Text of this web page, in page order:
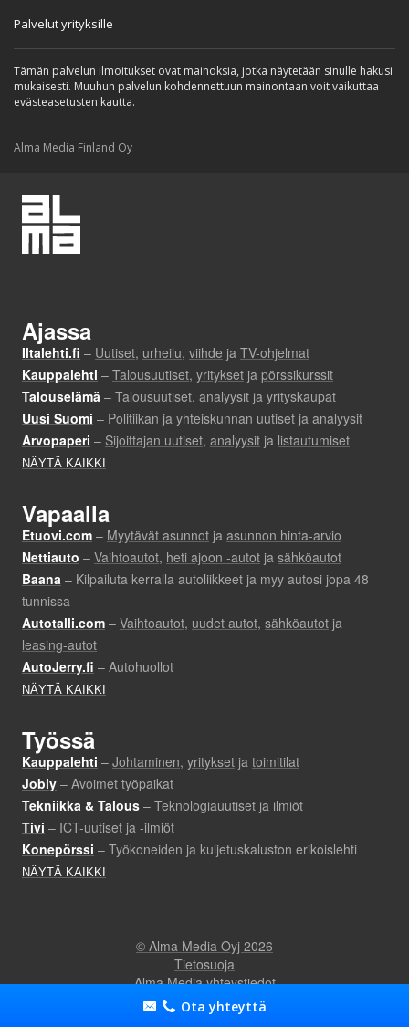
Ota yhteyttä
Palvelut yrityksille
Tämän palvelun ilmoitukset ovat mainoksia, jotka näytetään sinulle hakusi
mukaisesti. Muuhun palvelun kohdennettuun mainontaan voit vaikuttaa
evästeasetusten kautta.
Alma Media Finland Oy